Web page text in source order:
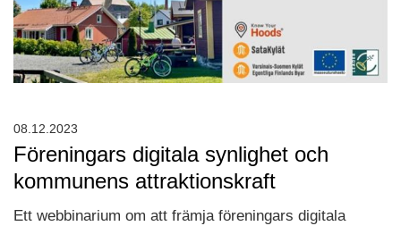
Föreningars digitala synlighet och
kommunens attraktionskraft
Ett webbinarium om att främja föreningars digitala
08.12.2023